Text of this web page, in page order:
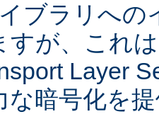
ブラリへの
すが、これ
Layer
な暗号化を